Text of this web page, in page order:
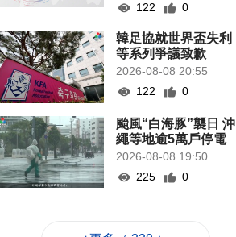
122
0
韓足協就世界盃失利
等系列爭議致歉
2026-08-08 20:55
122
0
颱風“白海豚”襲日 沖
繩等地逾5萬戶停電
2026-08-08 19:50
225
0